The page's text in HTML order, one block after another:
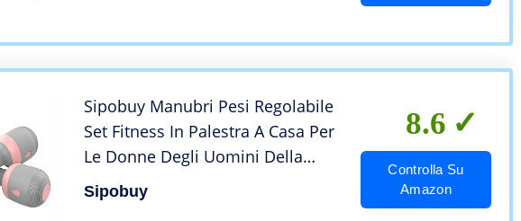
Sipobuy Manubri Pesi Regolabile
Set Fitness In Palestra A Casa Per
Le Donne Degli Uomini Della
Signora, Peso 5 in 1, Non In
Gomma Antiscivolo A Mano 2kg-
Sipobuy
8.6
Controlla Su
Amazon